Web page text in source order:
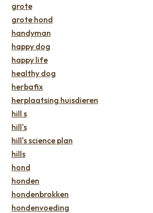
grote
grote hond
handyman
happy dog
happy life
healthy dog
herbafix
herplaatsing huisdieren
hill s
hill's
hill's science plan
hills
hond
honden
hondenbrokken
hondenvoeding